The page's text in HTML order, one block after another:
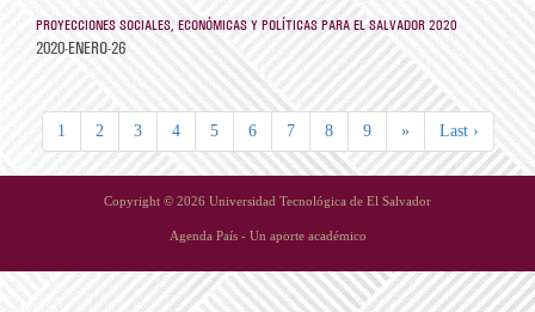
PROYECCIONES SOCIALES, ECONÓMICAS Y POLÍTICAS PARA EL SALVADOR 2020
2020-ENERO-26
1 2 3 4 5 6 7 8 9 » Last ›
Copyright © 2026 Universidad Tecnológica de El Salvador
Agenda País - Un aporte académico